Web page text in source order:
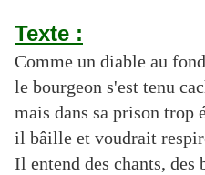
Texte :
Comme un diable au
le bourgeon s'est tenu
mais dans sa prison trop
il bâille et voudrait
Il entend des chants, des